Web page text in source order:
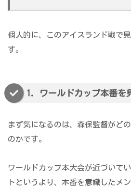
個人的に、このアイスランド戦で
す。
1. ワールドカップ本番を
まず気になるのは、森保監督がど
のかです。
ワールドカップ本大会が近づいて
トというより、本番を意識したメ